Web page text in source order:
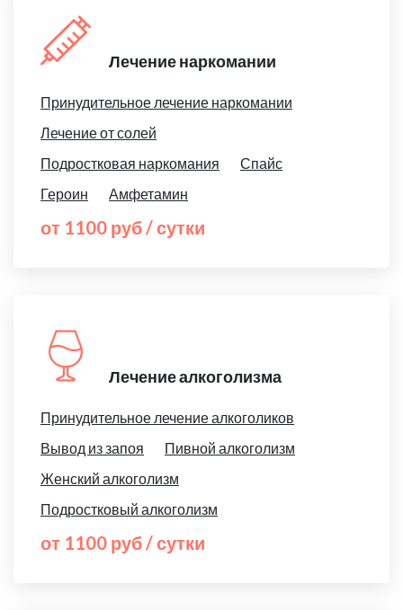
Лечение наркомании
Принудительное лечение наркомании
Лечение от солей
Подростковая наркомания
Спайс
Героин
Амфетамин
от 1100 руб / сутки
Лечение алкоголизма
Принудительное лечение алкоголиков
Вывод из запоя
Пивной алкоголизм
Женский алкоголизм
Подростковый алкоголизм
от 1100 руб / сутки